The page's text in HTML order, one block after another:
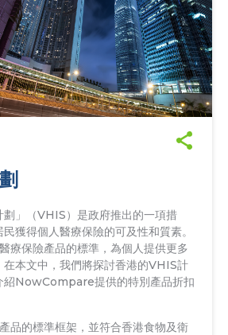
劃」（VHIS）是政府推出的一項措
獲得個人醫療保險的可及性和質素。
療保險產品的標準，為個人提供更多
在本文中，我們將探討香港的VHIS計
紹NowCompare提供的特別產品折扣
品的標準框架，並符合香港食物及衛